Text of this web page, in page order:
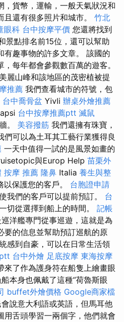
，貨幣，運輸，一般天氣狀況和
還有很多照片和城市。 竹北
眼科 台中按摩平價 您還將找到
景點排名前15位，還可以幫助
有趣事物的許多文章。 該國的
每年都會參觀數百萬的遊客。
麗山峰和該地區的茂密植被提
推薦 我們查看城市的符號，包
台中喬骨盆 Yivli 辦桌外燴推薦
台中按摩推薦ptt 滅鼠
。 美容撥筋 我們還擁有珠寶，
可以為土耳其工藝行業獲得良
一天中值得一試的是風景如畫的
與Europ Help 苗栗外
按摩 推薦 隆鼻 Italia 養生與整
以保護您的客戶。 台胞證申請
我們的客戶可以提前預訂。 台
切從選擇到船上的時間。 記帳
洋艦專門從事巡遊，這就是為
要的信息並幫助預訂巡航的原
感到自豪，可以在日常生活領
台中外燴 足底按摩 東海按摩
來了作為護身符在船隻上繪畫眼
本身也佩戴了這種“荷魯斯眼
buffet外燴價格 Google商家檔
說意大利語或英語，但馬耳他
用舌頭學習一兩個字，他們就會